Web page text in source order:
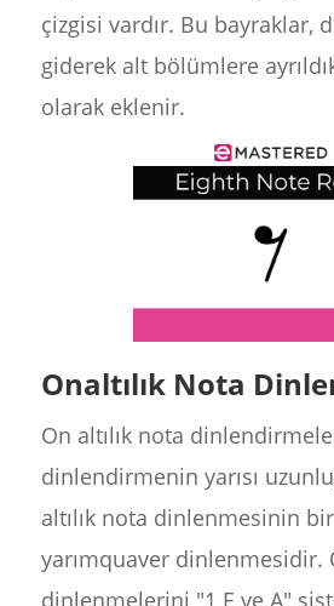
çizgisi vardır. Bu bayraklar,
giderek alt bölümlere
olarak eklenir.
Onaltılık Nota
On altılık nota
dinlendirmenin yarısı
altılık nota dinlenmesinin
yarımquaver dinlenmesidir.